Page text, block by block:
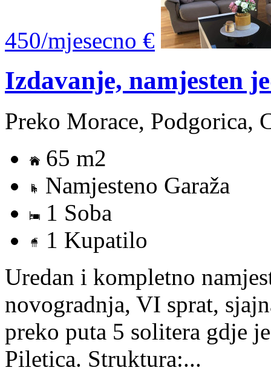
450/mjesecno €
Izdavanje, namjesten
Preko Morace, Podgorica,
65 m2
Namjesteno Garaža
1 Soba
1 Kupatilo
Uredan i kompletno
novogradnja, VI sprat,
preko puta 5 solitera gdje
Piletica. Struktura:...